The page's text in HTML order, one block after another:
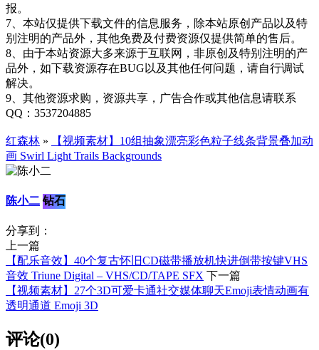
报。
7、本站仅提供下载文件的信息服务，除本站原创产品以及特
别注明的产品外，其他免费及付费资源仅提供简单的售后。
8、由于本站资源大多来源于互联网，非原创及特别注明的产
品外，如下载资源存在BUG以及其他任何问题，请自行调试
解决。
9、其他资源求购，资源共享，广告合作或其他信息请联系
QQ：3537204885
红森林 »
【视频素材】10组抽象漂亮彩色粒子线条背景叠加动
画 Swirl Light Trails Backgrounds
陈小二 钻石
分享到：
上一篇
【配乐音效】40个复古怀旧CD磁带播放机快进倒带按键VHS
音效 Triune Digital – VHS/CD/TAPE SFX 下一篇
【视频素材】27个3D可爱卡通社交媒体聊天Emoji表情动画有
透明通道 Emoji 3D
评论(0)